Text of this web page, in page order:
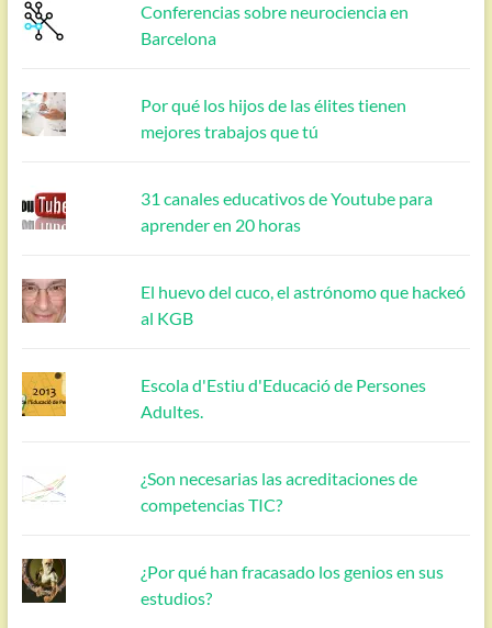
Conferencias sobre neurociencia en
Barcelona
Por qué los hijos de las élites tienen
mejores trabajos que tú
31 canales educativos de Youtube para
aprender en 20 horas
El huevo del cuco, el astrónomo que hackeó
al KGB
Escola d'Estiu d'Educació de Persones
Adultes.
¿Son necesarias las acreditaciones de
competencias TIC?
¿Por qué han fracasado los genios en sus
estudios?